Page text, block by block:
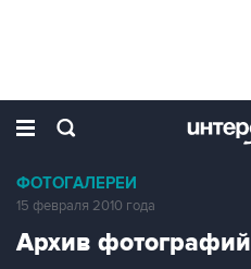
ФОТОГАЛЕРЕИ
15 февраля 2010 года
Архив